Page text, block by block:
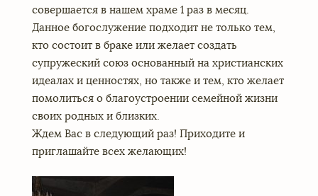
совершается в нашем храме 1 раз в месяц.
Данное богослужение подходит не только тем,
кто состоит в браке или желает создать
супружеский союз основанный на христианских
идеалах и ценностях, но также и тем, кто желает
помолиться о благоустроении семейной жизни
своих родных и близких.
Ждем Вас в следующий раз! Приходите и
приглашайте всех желающих!